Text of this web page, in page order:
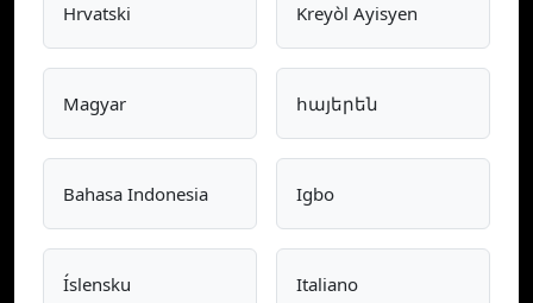
Hrvatski Kreyòl Ayisyen
Magyar հայերեն
Bahasa Indonesia Igbo
Íslensku Italiano